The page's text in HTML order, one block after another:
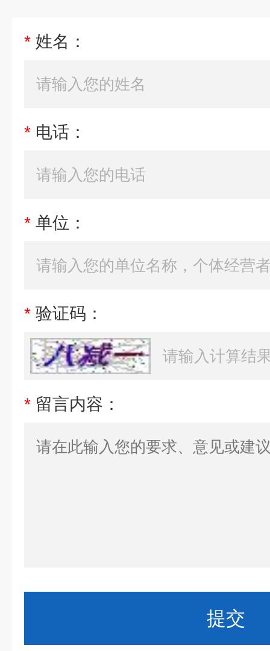
* 姓名：
* 电话：
* 单位：
* 验证码：
* 留言内容：